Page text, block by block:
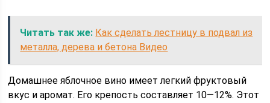
Читать так же: Как сделать лестницу в подвал из
металла, дерева и бетона Видео
Домашнее яблочное вино имеет легкий фруктовый
вкус и аромат. Его крепость составляет 10—12%. Этот